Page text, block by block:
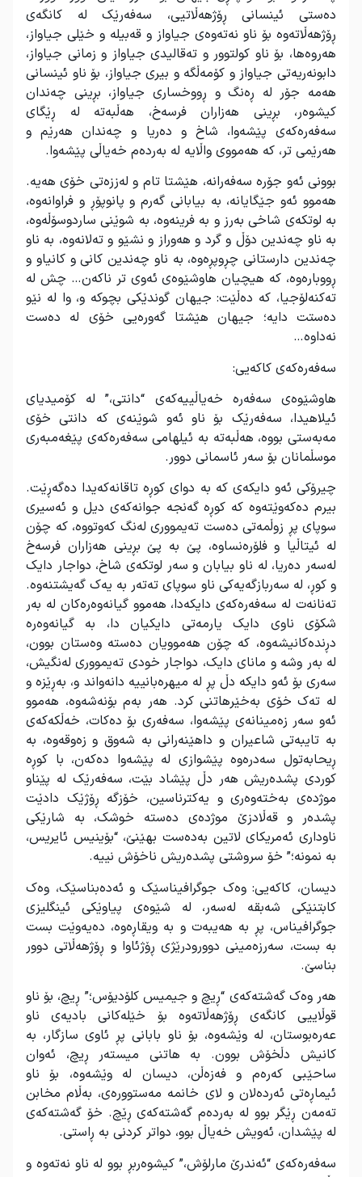
ده‌ستی ئینسانی ڕۆژهه‌ڵاتیی، سه‌فه‌رێک له‌ كانگەی
ڕۆژهه‌ڵاته‌وه‌ بۆ ناو نه‌ته‌وه‌ی جیاواز و قه‌بیله‌ و خێلی جیاواز،
هەروەها، بۆ ناو كولتوور و ته‌قالیدی جیاواز و زمانی جیاواز،
دابونه‌ریه‌تی جیاواز و كۆمه‌ڵگە و بیری جیاواز، بۆ ناو ئینسانی
هه‌مه‌ جۆر له‌ ڕه‌نگ و ڕووخساری جیاواز، بڕینی چه‌ندان
كیشوه‌ر، بڕینی هه‌زاران فرسه‌خ، هه‌ڵبه‌ته‌ له‌ ڕێگای
سه‌فه‌ره‌كه‌ی پێشه‌وا، شاخ و ده‌ریا و چه‌ندان هه‌رێم و
هه‌رێمی تر، که‌ هه‌مووی واڵایه‌ له‌ به‌رده‌م خه‌یاڵی پێشه‌وا.
بوونی ئه‌و جۆره‌ سه‌فه‌رانه‌، هێشتا تام و له‌ززه‌تی خۆی هه‌یه‌.
هه‌موو ئه‌و جێگایانه‌، به‌ بیابانی گه‌رم و پانوپۆڕ و فراوانه‌وه‌،
به‌ لوتكه‌ی شاخی به‌رز و به‌ فرینه‌وه‌، به‌ شوێنی ساردوسۆڵه‌وه‌،
به‌ ناو چه‌ندین دۆڵ و گرد و هه‌وراز و نشێو و ته‌لانه‌وه‌، به‌ ناو
چه‌ندین دارستانی چڕوپڕه‌وه‌، به‌ ناو چه‌ندین كانی و كانیاو و
ڕووباره‌وه‌، كه‌ هیچیان هاوشێوه‌ی ئه‌وی تر ناكه‌ن… چش له‌
ته‌كنه‌لۆجیا، كه‌ ده‌ڵێت: جیهان گوندێكی بچوكه‌ و، وا له‌ نێو
ده‌ستت دایه‌؛ جیهان هێشتا گه‌وره‌یی خۆی له‌ ده‌ست
نه‌داوه‌…
سه‌فه‌ره‌كه‌ی كاكه‌یی:
هاوشێوه‌ی سه‌فه‌ره‌ خه‌یاڵییه‌كه‌ی “دانتی،” له‌ كۆمیدیای
ئیلاهیدا، سه‌فه‌رێک بۆ ناو ئه‌و شوێنه‌ی كه‌ دانتی خۆی
مه‌به‌ستی بووه‌، هه‌ڵبه‌ته‌ به‌ ئیلهامی سه‌فه‌ره‌كه‌ی پێغه‌مبه‌ری
موسڵمانان بۆ سه‌ر ئاسمانی دوور.
چیرۆكی ئه‌و دایكه‌ی كه‌ به‌ دوای كوڕه‌ تاقانه‌كه‌یدا ده‌گه‌ڕێت.
بیرم ده‌كه‌وێته‌وه‌ كه‌ كوڕه‌ گه‌نجه‌ جوانه‌كه‌ی دیل و ئه‌سیری
سوپای پڕ زوڵمه‌تی ده‌ست ته‌یمووری له‌نگ كه‌وتووه‌، كه‌ چۆن
له‌ ئیتاڵیا و فلۆره‌نساوه‌، پێ به‌ پێ بڕینی هه‌زاران فرسه‌خ
له‌سه‌ر ده‌ریا، له‌ ناو بیابان و سه‌ر لوتكه‌ی شاخ، دواجار دایک
و كوڕ، له‌ سه‌ربازگه‌یه‌كی ناو سوپای ته‌ته‌ر به‌ یه‌ک گه‌یشتنه‌وه‌.
ته‌نانه‌ت له‌ سه‌فه‌ره‌كه‌ی دایكەدا، هه‌موو گیانه‌وه‌ره‌كان له‌ به‌ر
شكۆی ناوی دایک یارمه‌تی دایكیان دا، به‌ گیانه‌وه‌ره‌
دڕنده‌كانیشه‌وه‌، كه‌ چۆن هه‌موویان ده‌سته‌ وه‌ستان بوون،
له‌ به‌ر وشه‌ و مانای دایک، دواجار خودی ته‌یمووری له‌نگیش،
سه‌ری بۆ ئه‌و دایكه‌ دڵ پڕ له‌ میهره‌بانییه‌ دانه‌واند و، به‌ڕێزه‌ و
له‌ ته‌ک خۆی به‌خێرهاتنی كرد. هه‌ر به‌م بۆنه‌شه‌وه‌، هه‌موو
ئه‌و سه‌ر زه‌مینانه‌ی پێشه‌وا، سه‌فه‌ری بۆ ده‌كات، خه‌ڵكه‌كه‌ی
به‌ تایبه‌تی شاعیران و داهێنه‌رانی به‌ شه‌وق و زه‌وقه‌وه‌، به‌
ڕیحابه‌تول سه‌دره‌وه‌ پێشوازی له‌ پێشه‌وا ده‌كه‌ن، با كوڕه‌
كوردی پشده‌ریش هه‌ر دڵ پێشاد بێت، سه‌فه‌رێک له‌ پێناو
موژده‌ی به‌خته‌وه‌ری و یه‌كترناسین، خۆزگه‌ ڕۆژێک دادێت
پشده‌ر و قه‌ڵادزێ موژده‌ی ده‌سته‌ خوشک، به‌ شارێكی
ناوداری ئه‌مریكای لاتین به‌ده‌ست بهێنێ، “بۆینیس ئایریس،
به‌ نمونه‌؛” خۆ سروشتی پشده‌ریش ناخۆش نییه‌.
دیسان، كاكه‌یی: وه‌ک جوگرافیناسێک و ئه‌ده‌بناسێک، وه‌ک
كابتنێكی شه‌بقه‌ له‌سه‌ر، له‌ شێوه‌ی پیاوێكی ئینگلیزی
جوگرافیناس، پڕ به‌ هه‌یبه‌ت و به‌ ویقاڕه‌وه‌، ده‌یه‌وێت بست
به‌ بست، سه‌رزه‌مینی دوورودرێژی ڕۆژئاوا و ڕۆژهه‌ڵاتی دوور
بناسێ.
هه‌ر وه‌ک گه‌شته‌كه‌ی “ڕیچ و جیمیس كلۆدیۆس؛” ڕیچ، بۆ ناو
قوڵاییی كانگەی ڕۆژهه‌ڵاته‌وه‌ بۆ خێله‌كانی بادیه‌ی ناو
عه‌ره‌بوستان، له‌ وێشه‌وه‌، بۆ ناو بابانی پڕ ئاوی سازگار، به‌
كانیش دڵخۆش بوون. به‌ هاتنی میسته‌ر ڕیچ، ئه‌وان
ساحێبی كه‌ره‌م و فه‌زه‌ڵن، دیسان له‌ وێشه‌وه‌، بۆ ناو
ئیماڕەتی ئه‌رده‌لان و لای خانمه‌ مه‌ستوورەی، به‌ڵام مخابن
ته‌مه‌ن ڕێگر بوو له‌ به‌رده‌م گه‌شته‌كه‌ی ڕێچ. خۆ گه‌شته‌كه‌ی
له‌ پێشدان، ئه‌ویش خه‌یاڵ بوو، دواتر كردنی به‌ ڕاستی.
سه‌فه‌ره‌كه‌ی “ئه‌ندرێ مارلۆش،” كیشوه‌ربڕ بوو له‌ ناو نه‌ته‌وه‌ و